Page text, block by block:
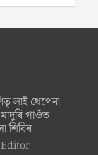
লাই থেপেনা
গাওঁত
শিবিৰ
Editor